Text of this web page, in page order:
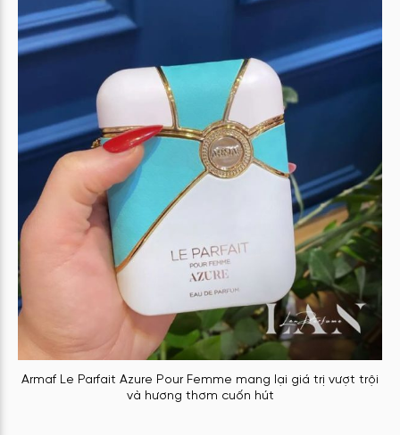
Armaf Le Parfait Azure Pour Femme mang lại giá trị vượt trội
và hương thơm cuốn hút